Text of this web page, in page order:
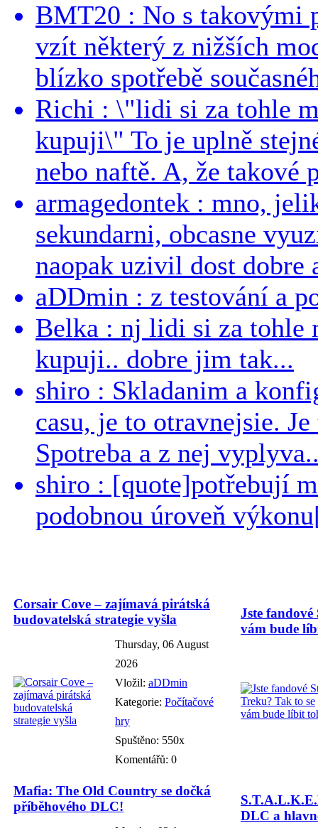
BMT20 : No s takovými
vzít některý z nižších
blízko spotřebě
Richi : \"lidi si za tohle
kupuji\" To je uplně
nebo naftě. A, že takové
armagedontek : mno,
sekundarni, obcasne
naopak uzivil dost dobre
aDDmin : z testování a
Belka : nj lidi si za tohle
kupuji.. dobre jim tak...
shiro : Skladanim a
casu, je to otravnejsie.
Spotreba a z nej
shiro : [quote]potřebují
podobnou úroveň
Corsair Cove – zajímavá pirátská
budovatelská strategie vyšla
Thursday, 06 August
2026
Vložil: aDDmin
Kategorie: Počítačové
hry
Spuštěno: 550x
Komentářů: 0
Jste
vám bude
Mafia: The Old Country se dočká
příběhového DLC!
DLC a